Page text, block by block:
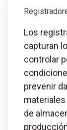
Los
capturan
controlar
prevenir
materiales
de